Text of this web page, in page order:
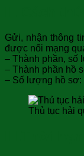
Gửi, nhận thông
được nối mạng
– Thành phần, số
– Thành phần hồ
– Số lượng hồ sơ:
Thủ tục hải